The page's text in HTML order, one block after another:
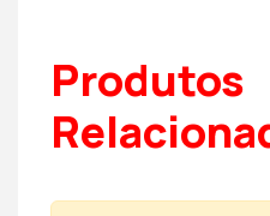
Produtos